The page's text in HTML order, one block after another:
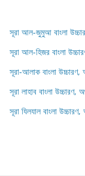
সূরা আল-জুমুআ বাংলা
সূরা আল-হিজর বাংলা
সূরা-আলাক বাংলা
সূরা লাহাব‌‌‌ বাংলা উচ্চারণ,
সূরা যিলযাল বাংলা